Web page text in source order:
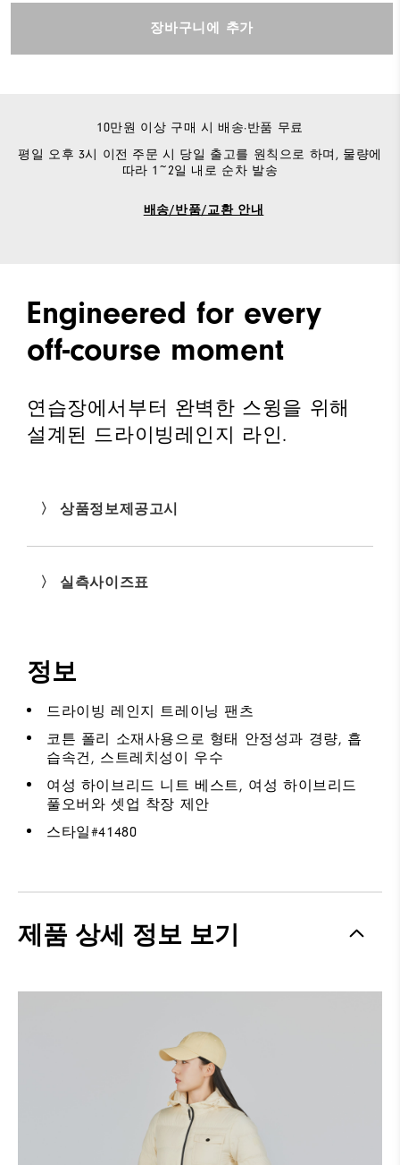
장바구니에 추가
10만원 이상 구매 시 배송·반품 무료
평일 오후 3시 이전 주문 시 당일 출고를 원칙으로 하며, 물량에
따라 1~2일 내로 순차 발송
배송/반품/교환 안내
Engineered for every
off-course moment
연습장에서부터 완벽한 스윙을 위해
설계된 드라이빙레인지 라인.
〉 상품정보제공고시
〉 실측사이즈표
정보
드라이빙 레인지 트레이닝 팬츠
코튼 폴리 소재사용으로 형태 안정성과 경량, 흡
습속건, 스트레치성이 우수
여성 하이브리드 니트 베스트, 여성 하이브리드
풀오버와 셋업 착장 제안
스타일#41480
제품 상세 정보 보기